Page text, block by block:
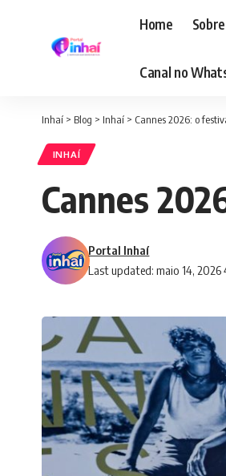
Home Sobre
Canal no
Inhaí > Blog > Inhaí > Cannes 2026: o
INHAÍ
Cannes
Last updated: maio 14, 2026
Portal Inhaí